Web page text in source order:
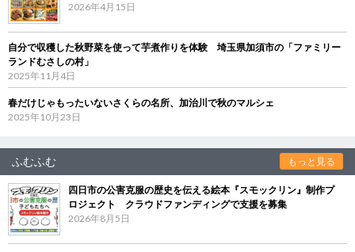
2026年4月15日
自分で収穫した秋野菜を使って芋煮作りを体験 埼玉県加須市の「ファミリー
ランドむさしの村」
2025年11月4日
春だけじゃもったいないさくらの名所、加治川で秋のマルシェ
2025年10月23日
ふむふむ もっと見る
四日市の公害克服の歴史を伝える絵本『スモックリン』制作プ
ロジェクト クラウドファンディングで支援を募集
2026年8月5日